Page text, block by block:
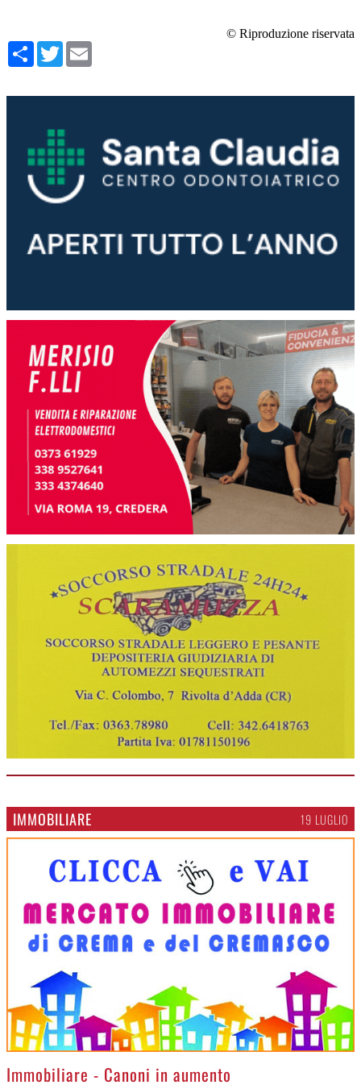
© Riproduzione riservata
Condividi
Twitter
IMMOBILIARE 19 LUGLIO
>Immobiliare - Canoni in aumento